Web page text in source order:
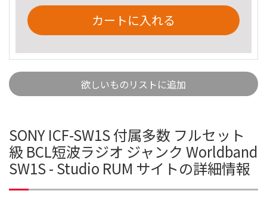
カートに入れる
欲しいものリストに追加
SONY ICF-SW1S 付属多数 フルセット
級 BCL短波ラジオ ジャンク Worldband
SW1S - Studio RUM サイトの詳細情報